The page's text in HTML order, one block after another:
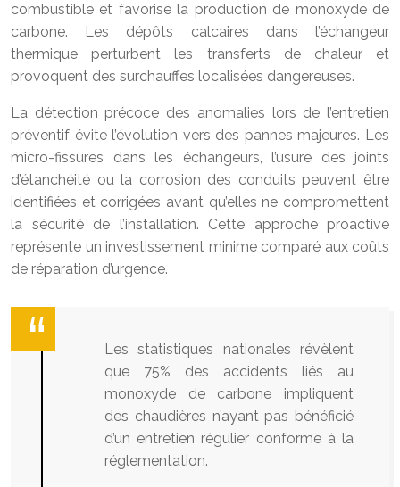
combustible et favorise la production de monoxyde de
carbone. Les dépôts calcaires dans l’échangeur
thermique perturbent les transferts de chaleur et
provoquent des surchauffes localisées dangereuses.
La détection précoce des anomalies lors de l’entretien
préventif évite l’évolution vers des pannes majeures. Les
micro-fissures dans les échangeurs, l’usure des joints
d’étanchéité ou la corrosion des conduits peuvent être
identifiées et corrigées avant qu’elles ne compromettent
la sécurité de l’installation. Cette approche proactive
représente un investissement minime comparé aux coûts
de réparation d’urgence.
Les statistiques nationales révèlent
que 75% des accidents liés au
monoxyde de carbone impliquent
des chaudières n’ayant pas bénéficié
d’un entretien régulier conforme à la
réglementation.